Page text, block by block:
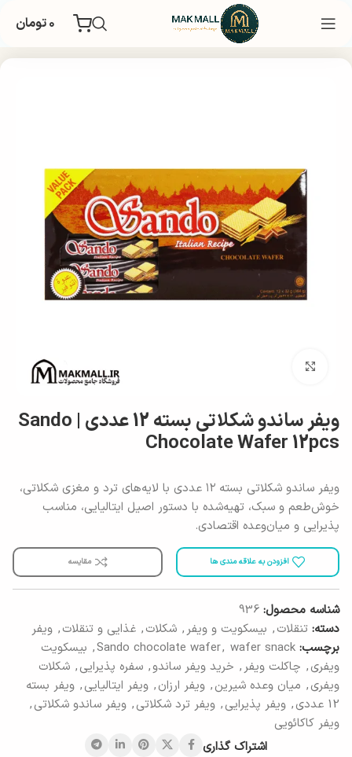
۰تومان
غذایی و تنقلات شکلات
ویفر ساندو شکلاتی بسته 12 عددی | Sando
Chocolate Wafer 12pcs
ویفر ساندو شکلاتی بسته ۱۲ عددی با لایه‌های ترد و مغزی شکلاتی،
خوش‌طعم و سبک، تهیه‌شده با دستور اصیل ایتالیایی، مناسب
پذیرایی و میان‌وعده اقتصادی.
افزودن به علاقه مندی ها مقایسه
شناسه محصول: 936
دسته: تنقلات, بیسکویت و ویفر, شکلات, غذایی و تنقلات, ویفر
برچسب:
Sando chocolate wafer, wafer snack
, بیسکویت
ویفری, چاکلت ویفر, خرید ویفر ساندو, سفره پذیرایی, شکلات
ویفری, میان وعده شیرین, ویفر ارزان, ویفر ایتالیایی, ویفر بسته
12 عددی
, ویفر پذیرایی, ویفر ترد شکلاتی, ویفر ساندو شکلاتی,
ویفر کاکائویی
اشتراک گذاری